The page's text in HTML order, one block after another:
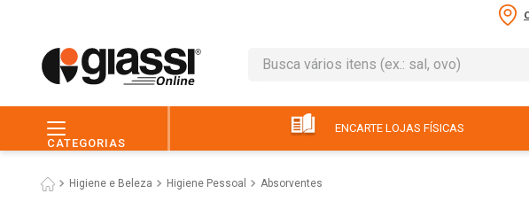
Busca vários itens (ex.: sal, ovo)
CATEGORIAS
ENCARTE LOJAS FÍSICAS
Higiene e Beleza Higiene Pessoal Absorventes
café
3º queijo